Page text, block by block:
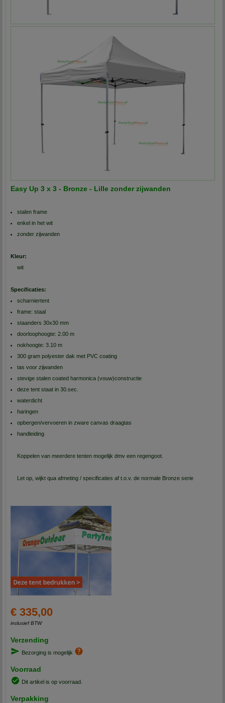
Easy Up 3 x 3 - Bronze - Lille zonder zijwanden
stalen frame
enkel in het wit
zonder zijwanden
Kleur:
wit
Specificaties:
scharniertent
frame: staal
staanders 30x30 mm
doorloophoogte: 2.00 m
nokhoogte: 3.10 m
300 gram polyester dak met PVC coating
tas voor zijwanden
stevige stalen coated harmonica (vouw)constructie
deze tent staat in 30.sec.
waterdicht
haringen
opbergen/vervoeren in zware canvas draagtas
handleiding
Koppelen van meerdere tenten mogelijk dmv een regengoot.
Let op, wijkt qua afmeting / specificaties af t.o.v. de normale Bronze serie
€ 335,00
inclusief BTW
Verzending
Bezorging is mogelijk
Voorraad
Dit artikel is op voorraad.
Verpakking